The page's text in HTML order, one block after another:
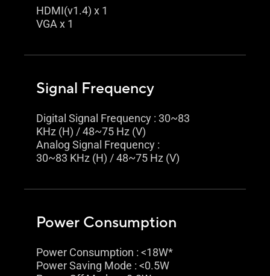
HDMI(v1.4) x 1
VGA x 1
Signal Frequency
Digital Signal Frequency : 30~83
KHz (H) / 48~75 Hz (V)
Analog Signal Frequency :
30~83 KHz (H) / 48~75 Hz (V)
Power Consumption
Power Consumption : <18W*
Power Saving Mode : <0.5W